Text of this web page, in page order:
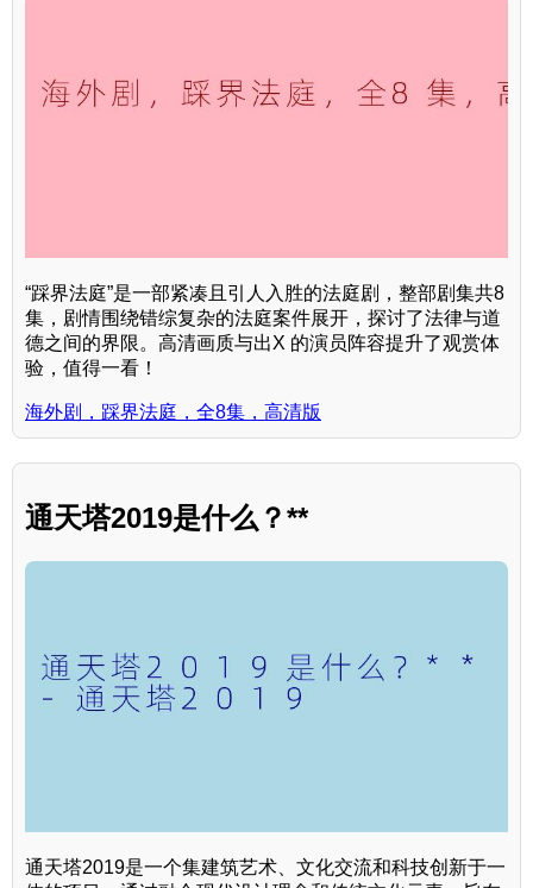
“踩界法庭”是一部紧凑且引人入胜的法庭剧，整部剧集共8
集，剧情围绕错综复杂的法庭案件展开，探讨了法律与道
德之间的界限。高清画质与出X 的演员阵容提升了观赏体
验，值得一看！
海外剧，踩界法庭，全8集，高清版
通天塔2019是什么？**
通天塔2019是一个集建筑艺术、文化交流和科技创新于一